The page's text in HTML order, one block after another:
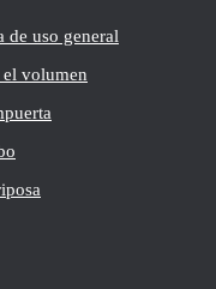
de uso general
volumen